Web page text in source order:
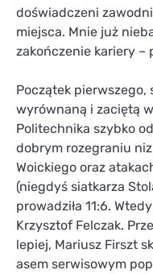
doświadczeni
miejsca. Mnie już
zakończenie kariery –
Początek pierwszego,
wyrównaną i zaciętą
Politechnika szybko
dobrym rozegraniu
Woickiego oraz
(niegdyś siatkarza
prowadziła 11:6.
Krzysztof Felczak.
lepiej, Mariusz Firszt
asem serwisowym